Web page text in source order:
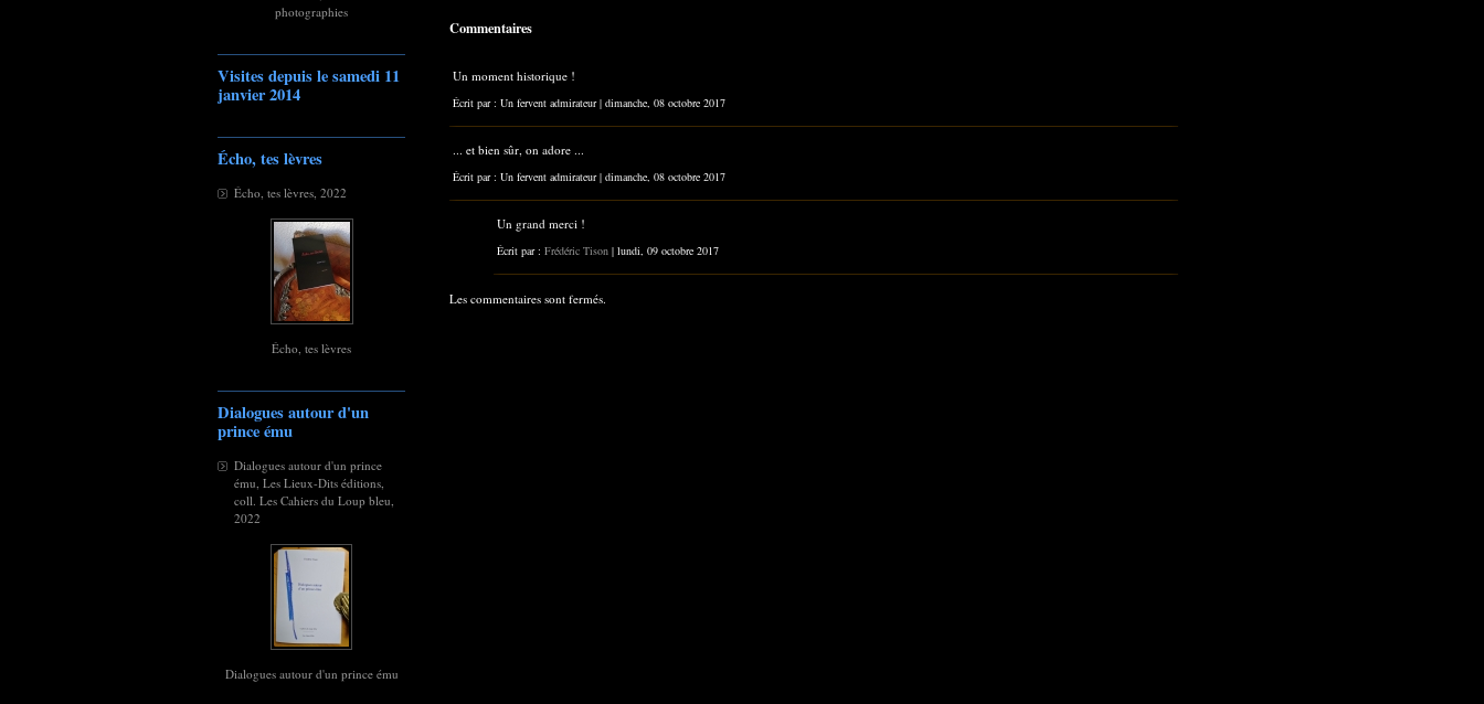
photographies
Visites depuis le samedi 11
janvier 2014
Écho, tes lèvres
Écho, tes lèvres, 2022
Écho, tes lèvres
Dialogues autour d'un
prince ému
Dialogues autour d'un prince
ému, Les Lieux-Dits éditions,
coll. Les Cahiers du Loup bleu,
2022
Dialogues autour d'un prince ému
Commentaires
Un moment historique !
Écrit par : Un fervent admirateur | dimanche, 08 octobre 2017
... et bien sûr, on adore ...
Écrit par : Un fervent admirateur | dimanche, 08 octobre 2017
Un grand merci !
Écrit par : Frédéric Tison | lundi, 09 octobre 2017
Les commentaires sont fermés.